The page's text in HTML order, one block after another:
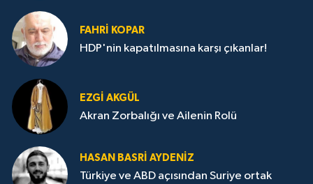
FAHRI KOPAR
HDP'nin kapatılmasına karşı çıkanlar!
EZGI AKGÜL
Akran Zorbalığı ve Ailenin Rolü
HASAN BASRI AYDENIZ
Türkiye ve ABD açısından Suriye ortak